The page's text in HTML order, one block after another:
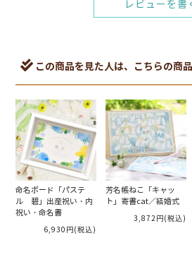
レビューを書
この商品を見た人は、こちらの商
命名ボード「パステ
ル 碧」出産祝い・内
祝い・命名書
6,930円(税込)
芳名帳ねこ「キャッ
ト」寄書cat／結婚式
3,872円(税込)